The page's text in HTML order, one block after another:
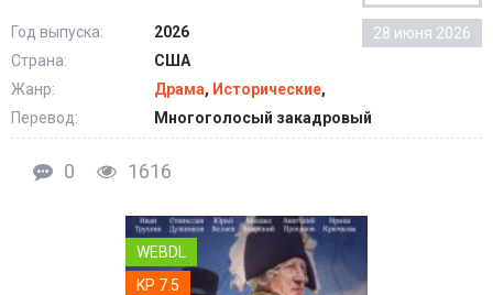
28 июня 2026
Год выпуска:
2026
Страна:
США
Жанр:
Драма, Исторические,
Перевод:
Многоголосый закадровый
0 1616
WEBDL
KP 7.5